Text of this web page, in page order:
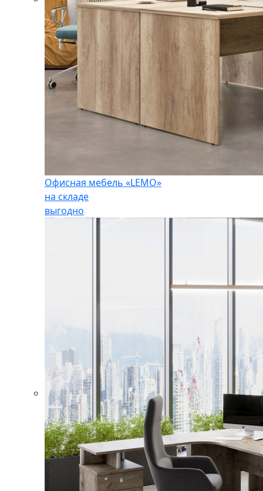
Офисная мебель «LEMO»
на складе
выгодно